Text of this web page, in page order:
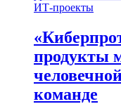
ИТ-проекты
продукты
команде